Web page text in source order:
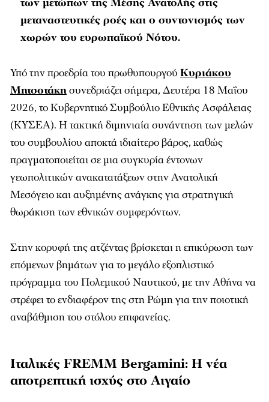
μεταναστευτικές ροές και ο συντονισμός των
χωρών του ευρωπαϊκού Νότου.
Υπό την προεδρία του πρωθυπουργού Κυριάκου
Μητσοτάκησυνεδριάζει σήμερα, Δευτέρα 18 Μαΐου
2026, το Κυβερνητικό Συμβούλιο Εθνικής Ασφάλειας
(ΚΥΣΕΑ). Η τακτική διμηνιαία συνάντηση των μελών
του συμβουλίου αποκτά ιδιαίτερο βάρος, καθώς
πραγματοποιείται σε μια συγκυρία έντονων
γεωπολιτικών ανακατατάξεων στην Ανατολική
Μεσόγειο και αυξημένης ανάγκης για στρατηγική
θωράκιση των εθνικών συμφερόντων.
Στην κορυφή της ατζέντας βρίσκεται η επικύρωση των
επόμενων βημάτων για το μεγάλο εξοπλιστικό
πρόγραμμα του Πολεμικού Ναυτικού, με την Αθήνα να
στρέφει το ενδιαφέρον της στη Ρώμη για την ποιοτική
αναβάθμιση του στόλου επιφανείας.
Ιταλικές FREMM Bergamini: Η νέα
αποτρεπτική ισχύς στο Αιγαίο